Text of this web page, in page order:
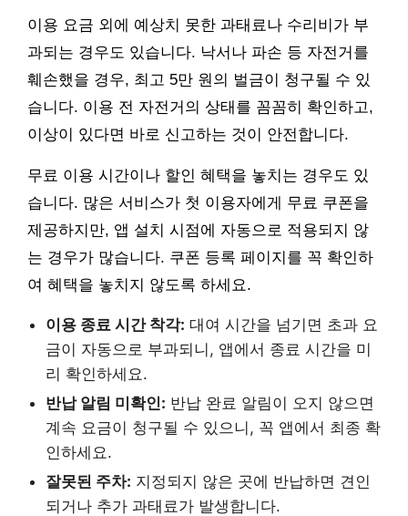
이용 요금 외에 예상치 못한 과태료나 수리비가 부
과되는 경우도 있습니다. 낙서나 파손 등 자전거를
훼손했을 경우, 최고 5만 원의 벌금이 청구될 수 있
습니다. 이용 전 자전거의 상태를 꼼꼼히 확인하고,
이상이 있다면 바로 신고하는 것이 안전합니다.
무료 이용 시간이나 할인 혜택을 놓치는 경우도 있
습니다. 많은 서비스가 첫 이용자에게 무료 쿠폰을
제공하지만, 앱 설치 시점에 자동으로 적용되지 않
는 경우가 많습니다. 쿠폰 등록 페이지를 꼭 확인하
여 혜택을 놓치지 않도록 하세요.
이용 종료 시간 착각: 대여 시간을 넘기면 초과 요
금이 자동으로 부과되니, 앱에서 종료 시간을 미
리 확인하세요.
반납 알림 미확인: 반납 완료 알림이 오지 않으면
계속 요금이 청구될 수 있으니, 꼭 앱에서 최종 확
인하세요.
잘못된 주차: 지정되지 않은 곳에 반납하면 견인
되거나 추가 과태료가 발생합니다.